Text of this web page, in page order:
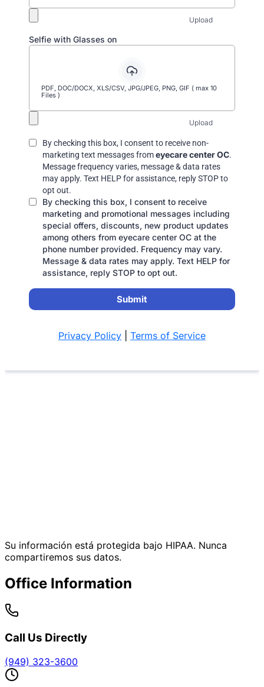
Su información está protegida bajo HIPAA. Nunca
compartiremos sus datos.
Office Information
Call Us Directly
(949) 323-3600